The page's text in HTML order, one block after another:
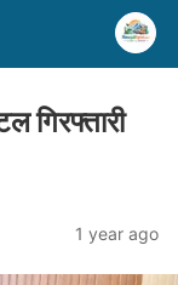
गिरफ्तारी
1 year ago